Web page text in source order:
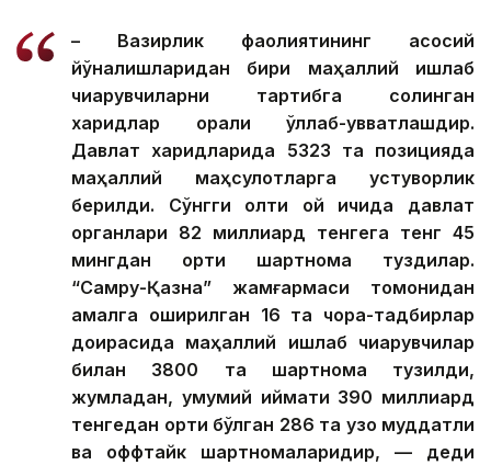
– Вазирлик фаолиятининг асосий
йўналишларидан бири маҳаллий ишлаб
чиқарувчиларни тартибга солинган
харидлар орқали қўллаб-қувватлашдир.
Давлат харидларида 5323 та позицияда
маҳаллий маҳсулотларга устуворлик
берилди. Сўнгги олти ой ичида давлат
органлари 82 миллиард тенгега тенг 45
мингдан ортиқ шартнома туздилар.
“Самруқ-Қазна” жамғармаси томонидан
амалга оширилган 16 та чора-тадбирлар
доирасида маҳаллий ишлаб чиқарувчилар
билан 3800 та шартнома тузилди,
жумладан, умумий қиймати 390 миллиард
тенгедан ортиқ бўлган 286 та узоқ муддатли
ва оффтайк шартномаларидир, — деди